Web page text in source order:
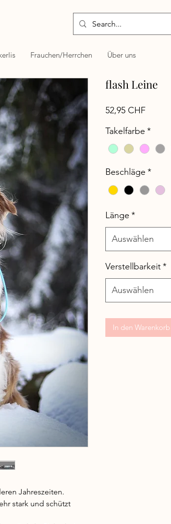
Frauchen/Herrchen Über uns
Jahreszeiten.
stark und schützt
flash Leine
52,95 CHFPreis
Takelfarbe *
Beschläge *
Länge *
Auswählen
Verstellbarkeit*
Auswählen
In den Warenkorb